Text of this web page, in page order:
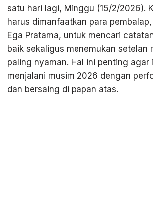
satu hari lagi, Minggu (15/2/2026).
harus dimanfaatkan para
Ega Pratama, untuk mencari
baik sekaligus menemukan setelan
paling nyaman. Hal ini penting agar
menjalani musim 2026 dengan
dan bersaing di papan atas.